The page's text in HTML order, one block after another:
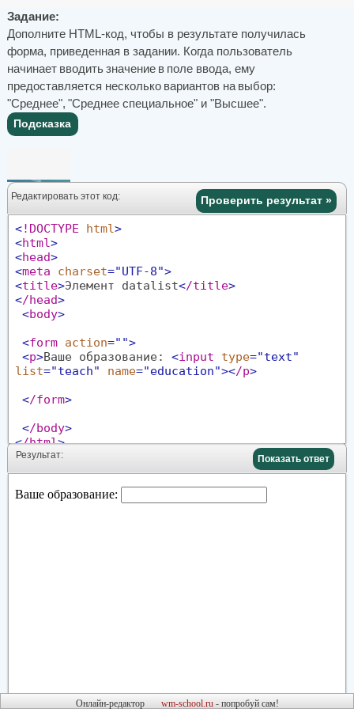
Задание:
Дополните HTML-код, чтобы в результате получилась
форма, приведенная в задании. Когда пользователь
начинает вводить значение в поле ввода, ему
предоставляется несколько вариантов на выбор:
"Среднее", "Среднее специальное" и "Высшее".
Подсказка
Редактировать этот код: Проверить результат »
<!DOCTYPE html>
<html>
<head>
<meta charset="UTF-8">
<title>Элемент datalist</title>
</head>
<body>
<form action="">
<p>Ваше образование: <input type="text"
list="teach" name="education"></p>
</form>
</body>
</html>
Результат: Показать ответ
Онлайн-редактор wm-school.ru- попробуй сам!